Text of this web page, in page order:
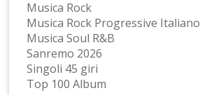
Musica Rock
Musica Rock Progressive Italiano
Musica Soul R&B
Sanremo 2026
Singoli 45 giri
Top 100 Album